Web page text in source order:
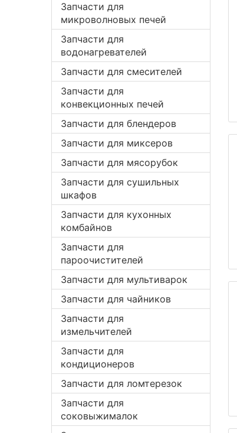
Запчасти для
микроволновых печей
Запчасти для
водонагревателей
Запчасти для смесителей
Запчасти для
конвекционных печей
Запчасти для блендеров
Запчасти для миксеров
Запчасти для мясорубок
Запчасти для сушильных
шкафов
Запчасти для кухонных
комбайнов
Запчасти для
пароочистителей
Запчасти для мультиварок
Запчасти для чайников
Запчасти для
измельчителей
Запчасти для
кондиционеров
Запчасти для ломтерезок
Запчасти для
соковыжималок